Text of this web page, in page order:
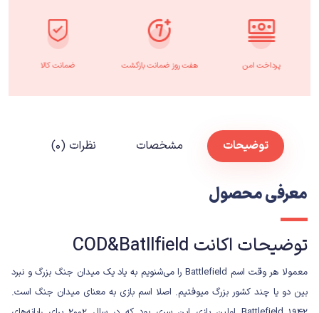
پرداخت امن هفت روز ضمانت بازگشت ضمانت کالا
توضیحات مشخصات نظرات (۰)
معرفی محصول
توضیحات اکانت COD&Batllfield
معمولا هر وقت اسم Battlefield را می‌شنویم به یاد یک میدان جنگ بزرگ و نبرد
بین دو یا چند کشور بزرگ میوفتیم. اصلا اسم بازی به معنای میدان جنگ است.